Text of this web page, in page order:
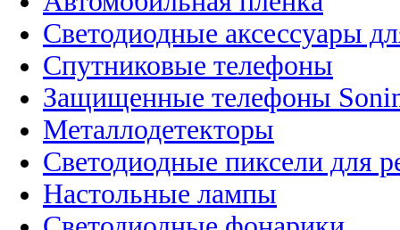
Светодиодные аксессуары
Спутниковые телефоны
Защищенные телефоны
Металлодетекторы
Светодиодные пиксели для
Настольные лампы